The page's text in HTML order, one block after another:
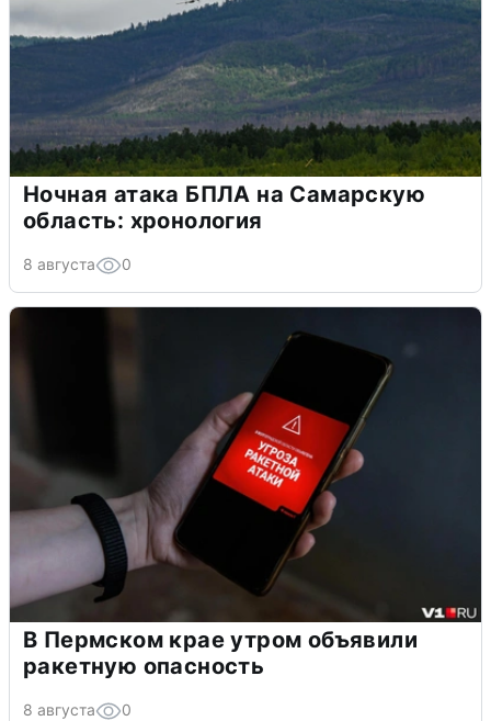
Ночная атака БПЛА на Самарскую
область: хронология
8 августа 0
В Пермском крае утром объявили
ракетную опасность
8 августа 0